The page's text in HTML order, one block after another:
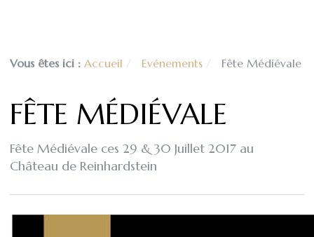
Vous êtes ici : Accueil Evénements Fête Médiévale
FÊTE MÉDIÉVALE
Fête Médiévale ces 29 & 30 Juillet 2017 au
Château de Reinhardstein